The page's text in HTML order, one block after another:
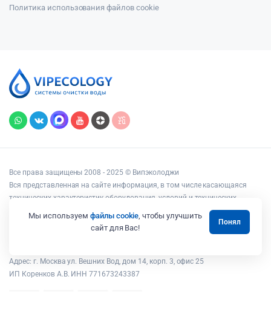
Политика использования файлов cookie
Все права защищены 2008 - 2025 © Випэколоджи
Вся представленная на сайте информация, в том числе касающаяся
технических характеристик оборудования, условий и технических
возможностей подключения, наличия на складе, стоимости товаров и
услуг, носит информационный характер и ни при каких условиях не
является публичной офертой, определяемой положениями статьи 437
Адрес: г. Москва ул. Вешних Вод, дом 14, корп. 3, офис 25
ИП Коренков А.В. ИНН 771673243387
Мы используем файлы cookie, чтобы улучшить
сайт для Вас!
Понял